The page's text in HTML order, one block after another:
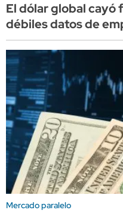
El dólar global cayó
débiles datos de
Mercado paralelo